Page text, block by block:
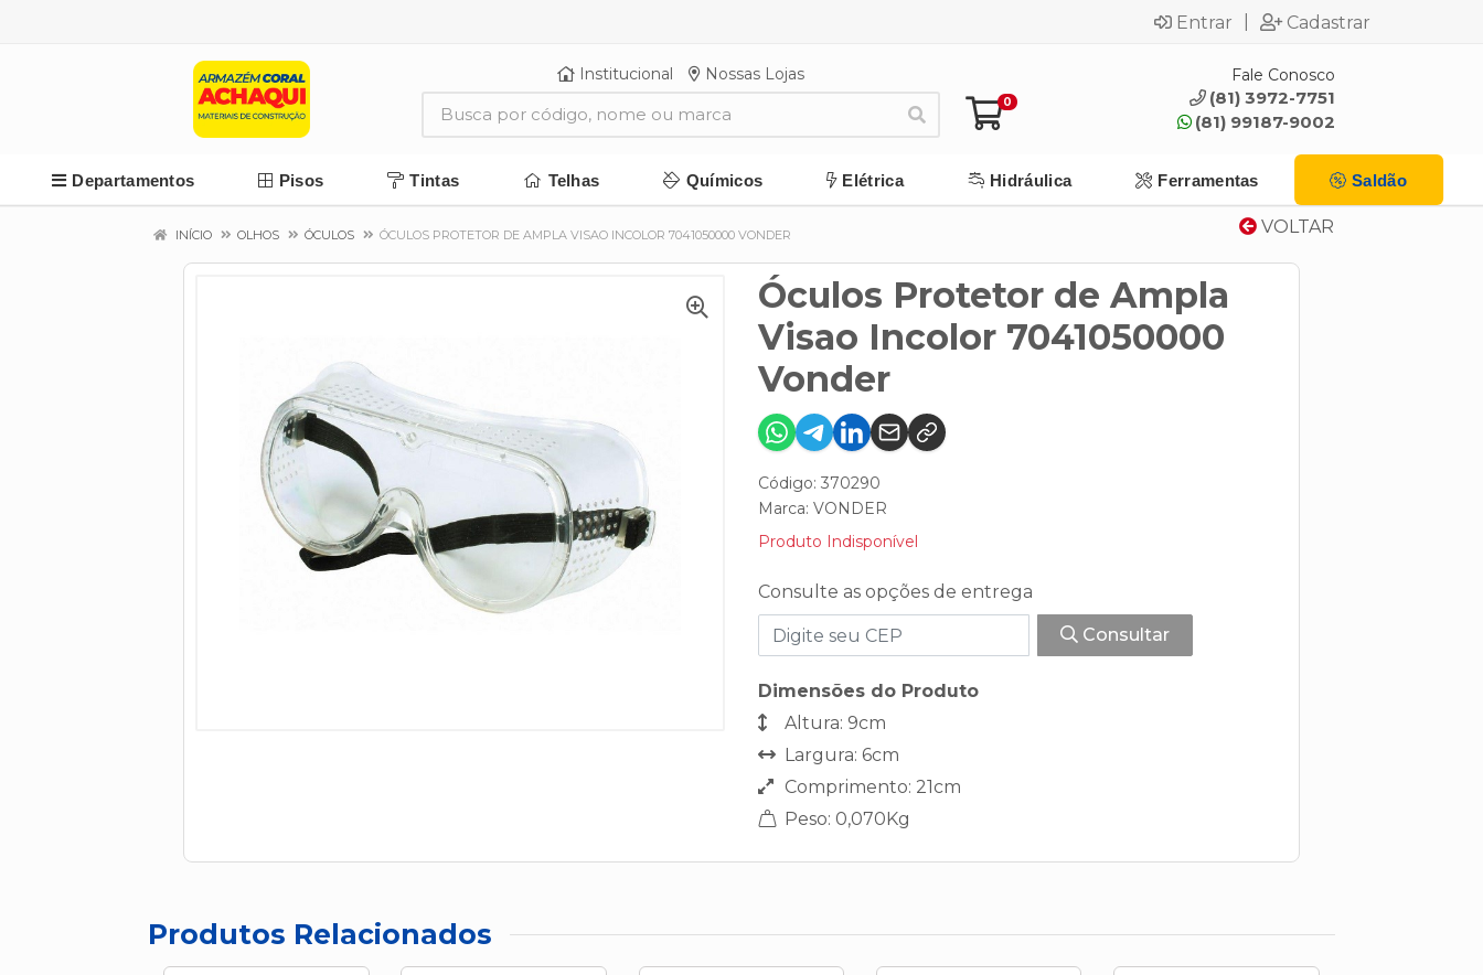
Entrar Cadastrar
Institucional Nossas Lojas
0
Fale Conosco
(81) 3972-7751
(81) 99187-9002
Departamentos Pisos Tintas Telhas Químicos Elétrica Hidráulica Ferramentas Saldão
VOLTAR
INÍCIO OLHOS ÓCULOS ÓCULOS PROTETOR DE AMPLA VISAO INCOLOR 7041050000 VONDER
Óculos Protetor de Ampla
Visao Incolor 7041050000
Vonder
Código: 370290
Marca: VONDER
Produto Indisponível
Consulte as opções de entrega
Consultar
Dimensões do Produto
Altura: 9cm
Largura: 6cm
Comprimento: 21cm
Peso: 0,070Kg
Produtos Relacionados